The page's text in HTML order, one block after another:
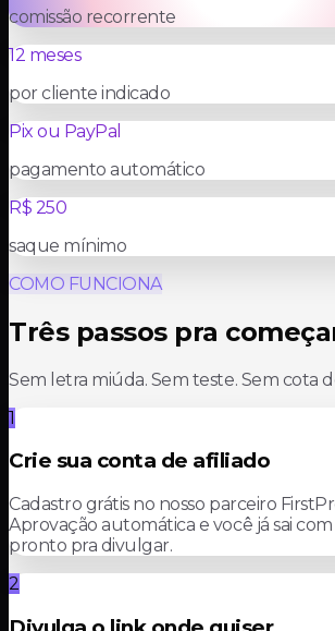
comissão recorrente
12 meses
por cliente indicado
Pix ou PayPal
pagamento automático
R$ 250
saque mínimo
COMO FUNCIONA
Três passos pra
Sem letra miúda. Sem teste. Sem cota
1
Crie sua conta de afiliado
Cadastro grátis no nosso parceiro
Aprovação automática e você já sai
pronto pra divulgar.
2